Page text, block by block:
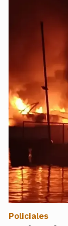
Policiales